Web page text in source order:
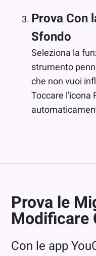
Prova Con
Sfondo
Seleziona la
strumento
che non vuoi
Toccare l'icona
Prova le
Modificare
Con le app